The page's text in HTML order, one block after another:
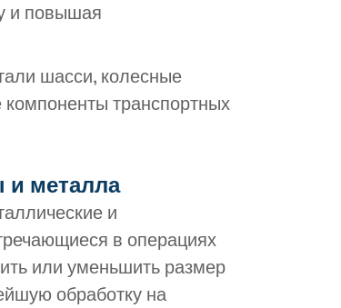
и повышая
шасси, колесные
транспортных
металла
и
в операциях
или уменьшить размер
обработку на